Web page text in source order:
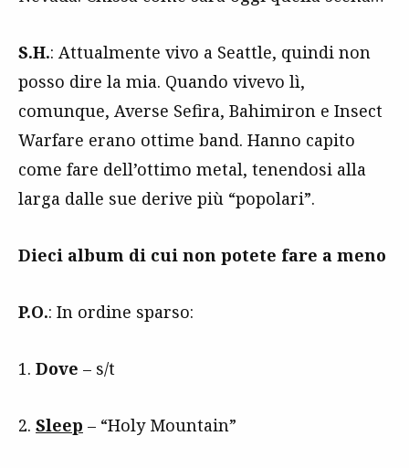
S.H.: Attualmente vivo a Seattle, quindi non
posso dire la mia. Quando vivevo lì,
comunque, Averse Sefira, Bahimiron e Insect
Warfare erano ottime band. Hanno capito
come fare dell’ottimo metal, tenendosi alla
larga dalle sue derive più “popolari”.
Dieci album di cui non potete fare a meno
P.O.: In ordine sparso:
1. Dove – s/t
2. Sleep – “Holy Mountain”